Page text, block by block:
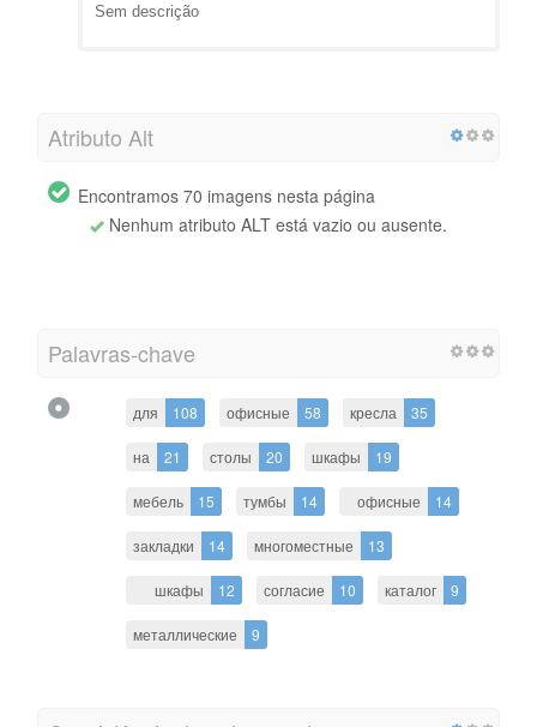
Sem descrição
Atributo Alt
Encontramos 70 imagens nesta página
Nenhum atributo ALT está vazio ou ausente.
Palavras-chave
для 108 офисные 58 кресла 35
на 21 столы 20 шкафы 19
мебель 15 тумбы 14 офисные 14
закладки 14 многоместные 13
шкафы 12 согласие 10 каталог 9
металлические 9